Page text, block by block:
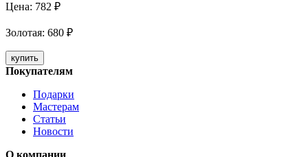
Цена: 782 ₽
Золотая: 680 ₽
купить
Покупателям
Подарки
Мастерам
Статьи
Новости
О компании